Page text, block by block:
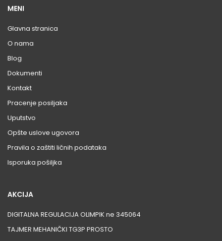
MENI
Glavna stranica
O nama
Blog
Dokumenti
Kontakt
Pracenje posiljaka
Uputstvo
Opšte uslove ugovora
Pravila o zaštiti ličnih podataka
Isporuka pošiljka
AKCIJA
DIGITALNA REGULACIJA OLIMPIK ne 345064
TAJMER MEHANIČKI TG3P PROSTO